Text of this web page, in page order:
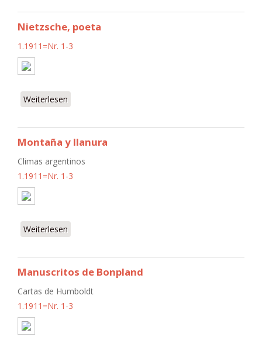
Nietzsche, poeta
1.1911=Nr. 1-3
Weiterlesen
Montaña y llanura
Climas argentinos
1.1911=Nr. 1-3
Weiterlesen
Manuscritos de Bonpland
Cartas de Humboldt
1.1911=Nr. 1-3